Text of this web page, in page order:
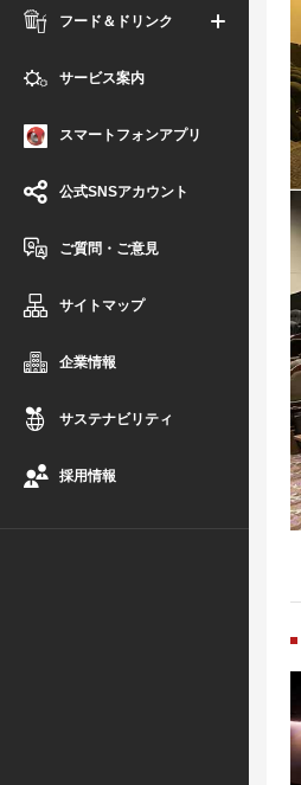
フード＆ドリンク
サービス案内
スマートフォンアプリ
公式SNSアカウント
ご質問・ご意見
サイトマップ
企業情報
サステナビリティ
採用情報